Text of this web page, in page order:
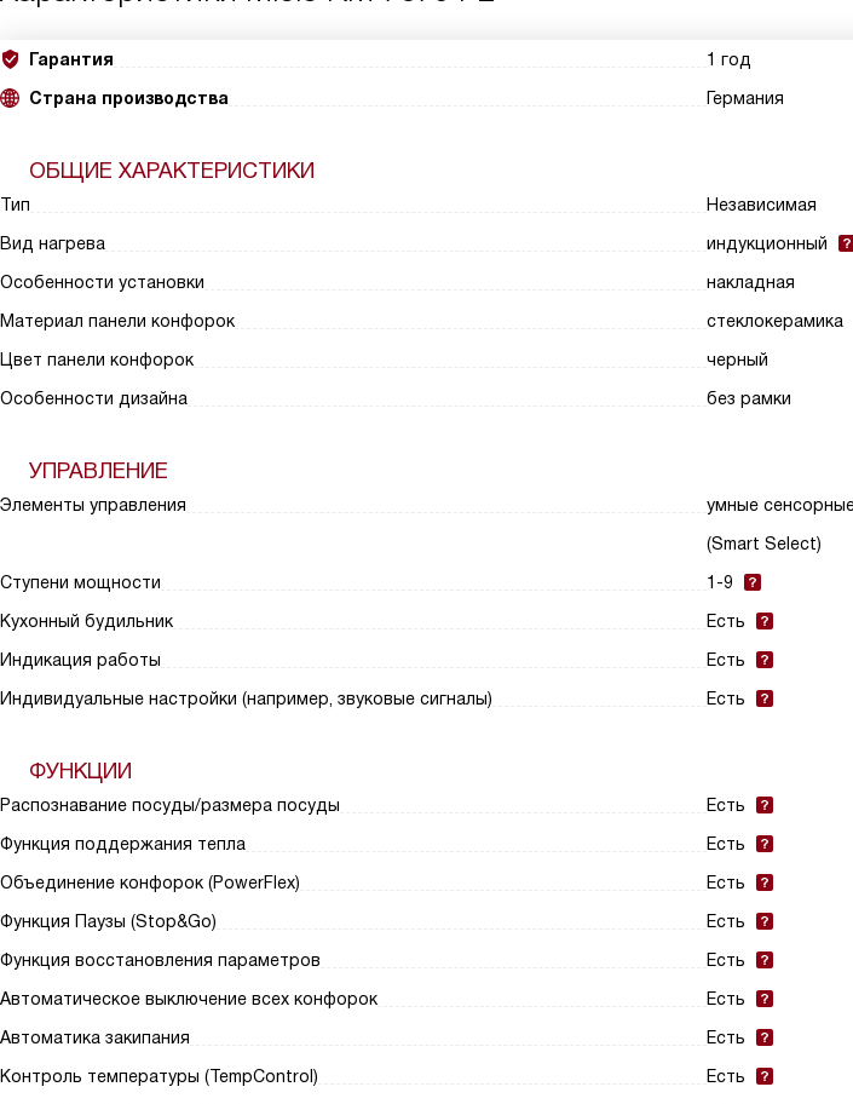
Гарантия
1 год
Страна производства
Германия
ОБЩИЕ ХАРАКТЕРИСТИКИ
Тип
Независимая
Вид нагрева
индукционный
Особенности установки
накладная
Материал панели конфорок
стеклокерамика
Цвет панели конфорок
черный
Особенности дизайна
без рамки
УПРАВЛЕНИЕ
Элементы управления
умные
(Smart Select)
Ступени мощности
1-9
Кухонный будильник
Есть
Индикация работы
Есть
Индивидуальные настройки (например, звуковые сигналы)
Есть
ФУНКЦИИ
Распознавание посуды/размера посуды
Есть
Функция поддержания тепла
Есть
Объединение конфорок (PowerFlex)
Есть
Функция Паузы (Stop&Go)
Есть
Функция восстановления параметров
Есть
Автоматическое выключение всех конфорок
Есть
Автоматика закипания
Есть
Контроль температуры (TempControl)
Есть